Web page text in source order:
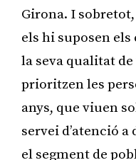
Girona. I
els hi suposen els
la seva qualitat de
prioritzen les
anys, que viuen
servei d’atenció
el segment de